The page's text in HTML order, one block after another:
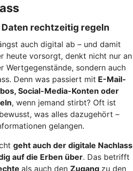
rechtzeitig regeln
auch digital ab – und damit
heute vorsorgt, denkt nicht nur an
Wertgegenstände, sondern auch
Denn was passiert mit E-Mail-
Social-Media-Konten oder
, wenn jemand stirbt? Oft ist
was alles dazugehört –
gelangen.
geht auch der digitale Nachlass
auf die Erben über. Das betrifft
als auch den Zugang zu den